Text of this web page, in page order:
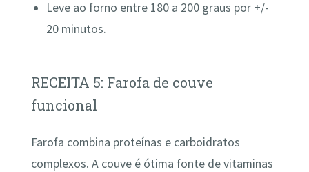
Leve ao forno entre 180 a 200 graus por +/-
20 minutos.
RECEITA 5: Farofa de couve
funcional
Farofa combina proteínas e carboidratos
complexos. A couve é ótima fonte de vitaminas